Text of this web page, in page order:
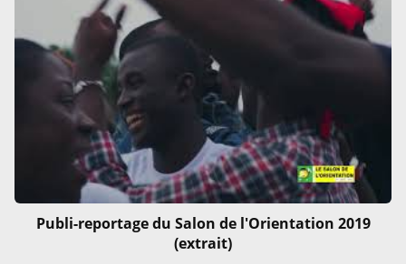
Publi-reportage du Salon de l'Orientation 2019
(extrait)